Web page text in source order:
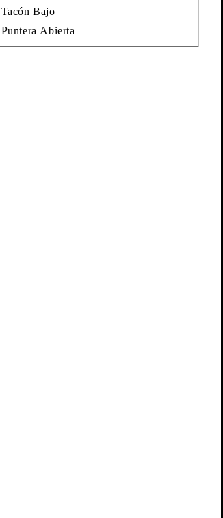
Tacón Bajo
Puntera Abierta